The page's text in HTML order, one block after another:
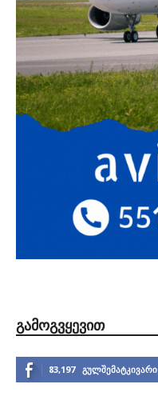
ᲒᲐᲛᲝᲒᲕᲧᲔᲕᲘᲗ
83,197 გულშემატკივარი